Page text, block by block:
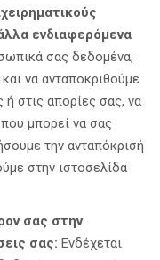
ενδιαφερόμενα
σας δεδομένα,
να ανταποκριθούμε
ή στις απορίες σας, να
μπορεί να σας
την ανταπόκρισή
στην ιστοσελίδα
σας στην
σας: Ενδέχεται